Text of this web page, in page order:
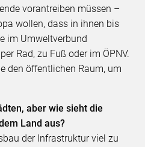
vorantreiben müssen –
wollen, dass in ihnen bis
im Umweltverbund
Rad, zu Fuß oder im ÖPNV.
den öffentlichen Raum, um
aber wie sieht die
Land aus?
der Infrastruktur viel zu